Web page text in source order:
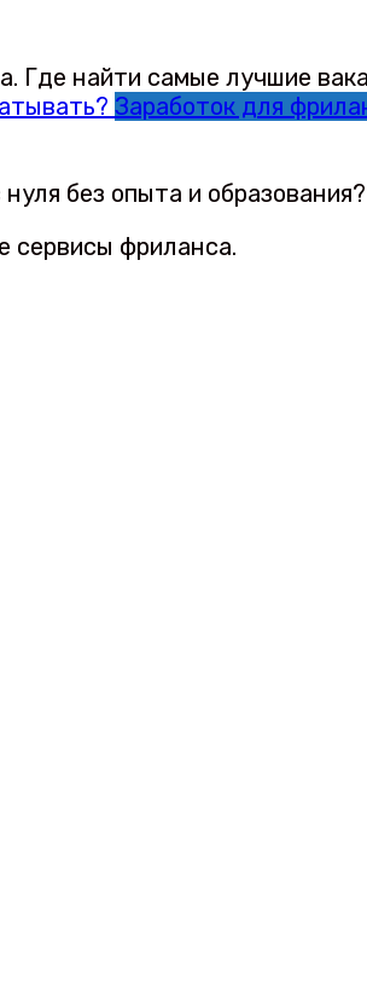
Где найти самые лучшие
Заработок для
без опыта и
сервисы фриланса.